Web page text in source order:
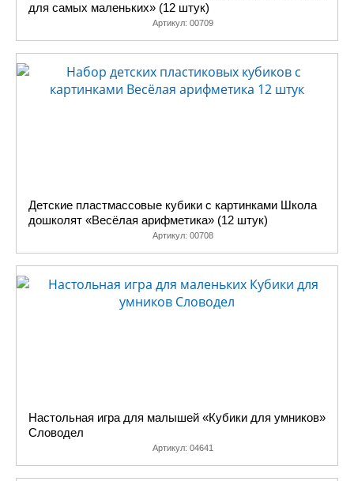
для самых маленьких» (12 штук)
Артикул: 00709
Детские пластмассовые кубики с картинками Школа
дошколят «Весёлая арифметика» (12 штук)
Артикул: 00708
Настольная игра для малышей «Кубики для умников»
Словодел
Артикул: 04641